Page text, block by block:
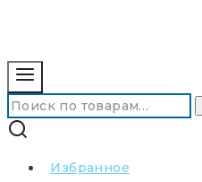
Искать:
Избранное